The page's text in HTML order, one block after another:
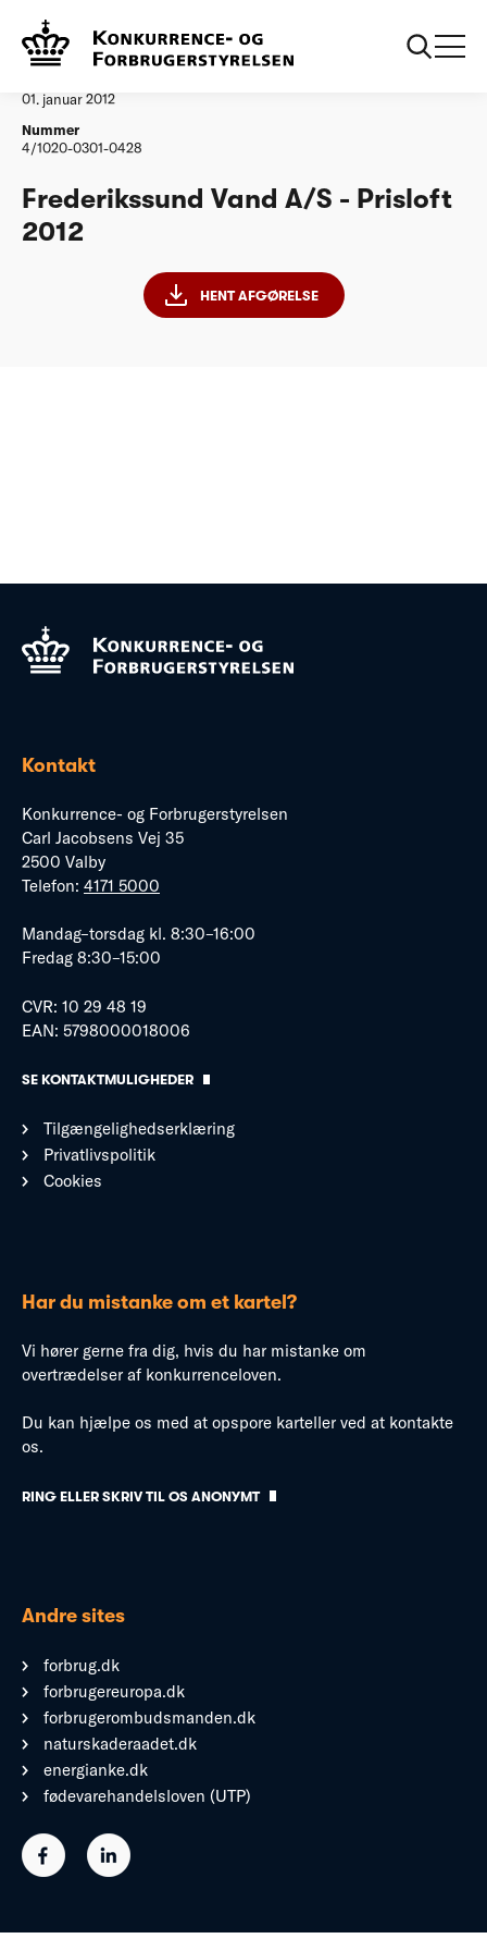
Vandtilsyn
01. januar 2012
Nummer
4/1020-0301-0428
Frederikssund Vand A/S - Prisloft
2012
HENT AFGØRELSE
Kontakt
Konkurrence- og Forbrugerstyrelsen
Carl Jacobsens Vej 35
2500 Valby
Telefon: 4171 5000
Mandag–torsdag kl. 8:30–16:00
Fredag 8:30–15:00
CVR: 10 29 48 19
EAN: 5798000018006
SE KONTAKTMULIGHEDER
Tilgængelighedserklæring
Privatlivspolitik
Cookies
Har du mistanke om et kartel?
Vi hører gerne fra dig, hvis du har mistanke om
overtrædelser af konkurrenceloven.
Du kan hjælpe os med at opspore karteller ved at kontakte
os.
RING ELLER SKRIV TIL OS ANONYMT
Andre sites
forbrug.dk
forbrugereuropa.dk
forbrugerombudsmanden.dk
naturskaderaadet.dk
energianke.dk
fødevarehandelsloven (UTP)